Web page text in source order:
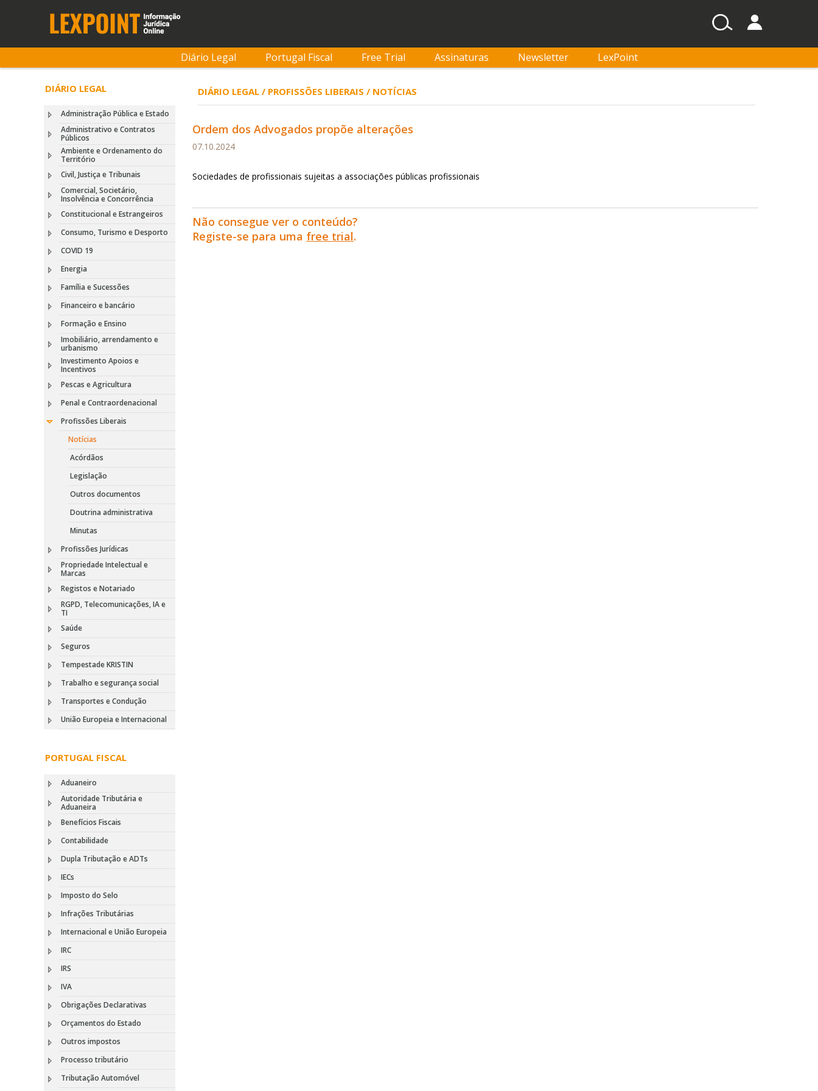
Diário Legal Portugal Fiscal Free Trial Assinaturas Newsletter LexPoint
DIÁRIO LEGAL
Administração Pública e Estado
Administrativo e Contratos
Públicos
Ambiente e Ordenamento do
Território
Civil, Justiça e Tribunais
Comercial, Societário,
Insolvência e Concorrência
Constitucional e Estrangeiros
Consumo, Turismo e Desporto
COVID 19
Energia
Família e Sucessões
Financeiro e bancário
Formação e Ensino
Imobiliário, arrendamento e
urbanismo
Investimento Apoios e
Incentivos
Pescas e Agricultura
Penal e Contraordenacional
Profissões Liberais
Notícias
Acórdãos
Legislação
Outros documentos
Doutrina administrativa
Minutas
Profissões Jurídicas
Propriedade Intelectual e
Marcas
Registos e Notariado
RGPD, Telecomunicações, IA e
TI
Saúde
Seguros
Tempestade KRISTIN
Trabalho e segurança social
Transportes e Condução
União Europeia e Internacional
PORTUGAL FISCAL
Aduaneiro
Autoridade Tributária e
Aduaneira
Benefícios Fiscais
Contabilidade
Dupla Tributação e ADTs
IECs
Imposto do Selo
Infrações Tributárias
Internacional e União Europeia
IRC
IRS
IVA
Obrigações Declarativas
Orçamentos do Estado
Outros impostos
Processo tributário
Tributação Automóvel
DIÁRIO LEGAL / PROFISSÕES LIBERAIS / NOTÍCIAS
Ordem dos Advogados propõe alterações
07.10.2024
Sociedades de profissionais sujeitas a associações públicas profissionais
Não consegue ver o conteúdo?
Registe-se para uma free trial.